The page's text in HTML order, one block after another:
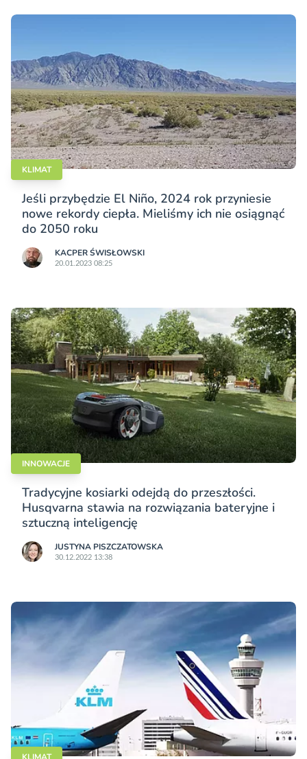
KLIMAT
Jeśli przybędzie El Niño, 2024 rok przyniesie
nowe rekordy ciepła. Mieliśmy ich nie osiągnąć
do 2050 roku
KACPER ŚWISŁO­WSKI
20.01.2023 08:25
INNOWACJE
Tradycyjne kosiarki odejdą do przeszłości.
Husqvarna stawia na rozwiązania bateryjne i
sztuczną inteligencję
JUSTYNA PISZCZATOWSKA
30.12.2022 13:38